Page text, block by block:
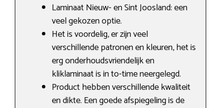
Laminaat Nieuw- en Sint Joosland: een
veel gekozen optie.
Het is voordelig, er zijn veel
verschillende patronen en kleuren, het is
erg onderhoudsvriendelijk en
kliklaminaat is in to-time neergelegd.
Product hebben verschillende kwaliteit
en dikte. Een goede afspiegeling is de